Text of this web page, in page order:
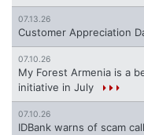
07.13.26
Customer Appreciation
07.10.26
My Forest Armenia is a
initiative in July
07.10.26
IDBank warns of scam